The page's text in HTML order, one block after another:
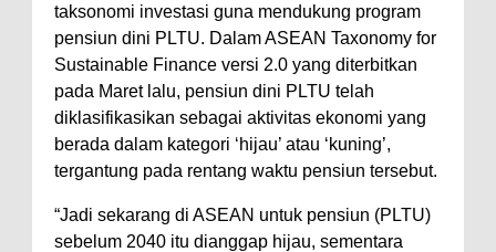
taksonomi investasi guna mendukung program
pensiun dini PLTU. Dalam ASEAN Taxonomy for
Sustainable Finance versi 2.0 yang diterbitkan
pada Maret lalu, pensiun dini PLTU telah
diklasifikasikan sebagai aktivitas ekonomi yang
berada dalam kategori ‘hijau’ atau ‘kuning’,
tergantung pada rentang waktu pensiun tersebut.
“Jadi sekarang di ASEAN untuk pensiun (PLTU)
sebelum 2040 itu dianggap hijau, sementara